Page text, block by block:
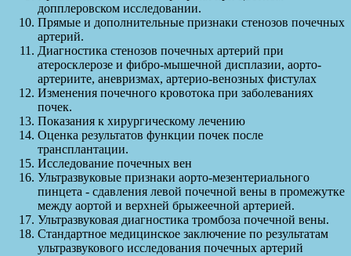
допплеровском исследовании.
Прямые и дополнительные признаки стенозов почечных
артерий.
Диагностика стенозов почечных артерий при
атеросклерозе и фибро-мышечной дисплазии, аорто-
артериите, аневризмах, артерио-венозных фистулах
Изменения почечного кровотока при заболеваниях
почек.
Показания к хирургическому лечению
Оценка результатов функции почек после
трансплантации.
Исследование почечных вен
Ультразвуковые признаки аорто-мезентериального
пинцета - сдавления левой почечной вены в промежутке
между аортой и верхней брыжеечной артерией.
Ультразвуковая диагностика тромбоза почечной вены.
Стандартное медицинское заключение по результатам
ультразвукового исследования почечных артерий